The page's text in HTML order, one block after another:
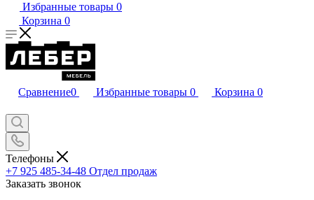
Избранные товары 0
Корзина 0
Сравнение0 Избранные товары 0 Корзина 0
Телефоны
+7 925 485-34-48 Отдел продаж
Заказать звонок